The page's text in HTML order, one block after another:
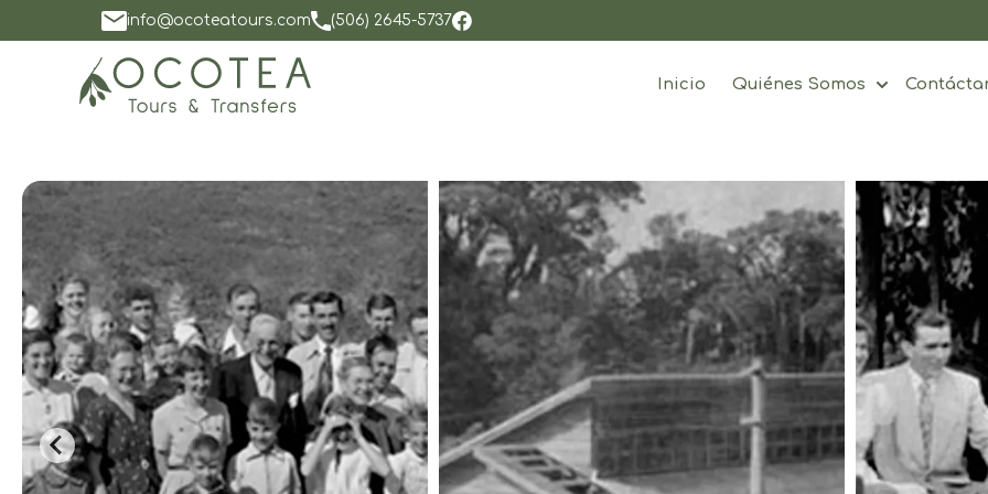
info@ocoteatours.com (506) 2645-5737
Inicio Quiénes Somos
Show